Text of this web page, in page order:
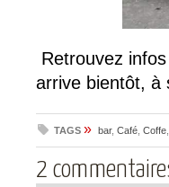
Retrouvez
arrive bientôt, à
TAGS » bar, Café Coffe
2